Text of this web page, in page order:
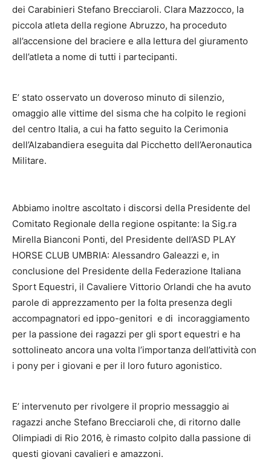
dei Carabinieri Stefano Brecciaroli. Clara Mazzocco, la
piccola atleta della regione Abruzzo, ha proceduto
all’accensione del braciere e alla lettura del giuramento
dell’atleta a nome di tutti i partecipanti.
E’ stato osservato un doveroso minuto di silenzio,
omaggio alle vittime del sisma che ha colpito le regioni
del centro Italia, a cui ha fatto seguito la Cerimonia
dell’Alzabandiera eseguita dal Picchetto dell’Aeronautica
Militare.
Abbiamo inoltre ascoltato i discorsi della Presidente del
Comitato Regionale della regione ospitante: la Sig.ra
Mirella Bianconi Ponti, del Presidente dell’ASD PLAY
HORSE CLUB UMBRIA: Alessandro Galeazzi e, in
conclusione del Presidente della Federazione Italiana
Sport Equestri, il Cavaliere Vittorio Orlandi che ha avuto
parole di apprezzamento per la folta presenza degli
accompagnatori ed ippo-genitori e di incoraggiamento
per la passione dei ragazzi per gli sport equestri e ha
sottolineato ancora una volta l’importanza dell’attività con
i pony per i giovani e per il loro futuro agonistico.
E’ intervenuto per rivolgere il proprio messaggio ai
ragazzi anche Stefano Brecciaroli che, di ritorno dalle
Olimpiadi di Rio 2016, è rimasto colpito dalla passione di
questi giovani cavalieri e amazzoni.